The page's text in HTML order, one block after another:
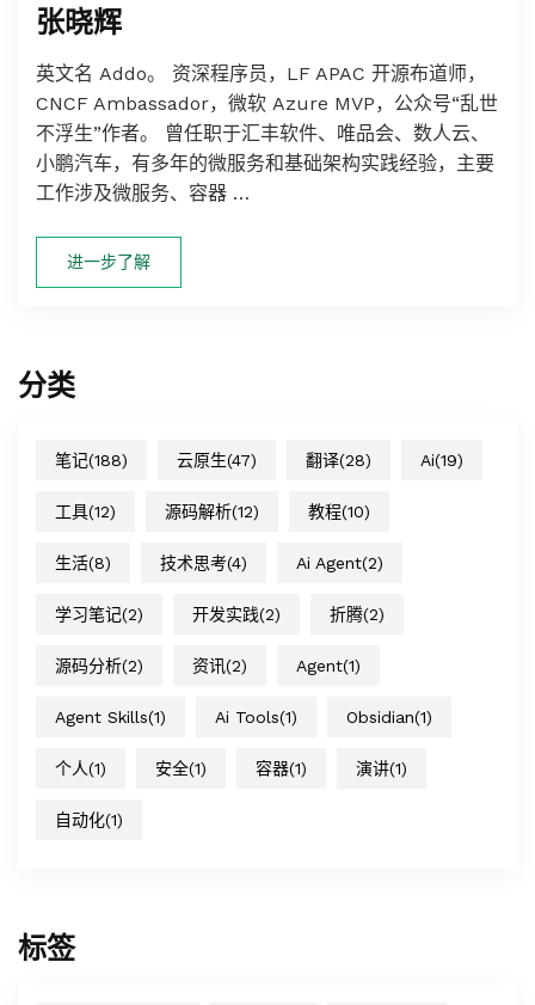
张晓辉
英文名 Addo。 资深程序员，LF APAC 开源布道师，
CNCF Ambassador，微软 Azure MVP，公众号“乱世
不浮生”作者。 曾任职于汇丰软件、唯品会、数人云、
小鹏汽车，有多年的微服务和基础架构实践经验，主要
工作涉及微服务、容器 …
进一步了解
分类
笔记(188) 云原生(47) 翻译(28) Ai(19)
工具(12) 源码解析(12) 教程(10)
生活(8) 技术思考(4) Ai Agent(2)
学习笔记(2) 开发实践(2) 折腾(2)
源码分析(2) 资讯(2) Agent(1)
Agent Skills(1) Ai Tools(1) Obsidian(1)
个人(1) 安全(1) 容器(1) 演讲(1)
自动化(1)
标签